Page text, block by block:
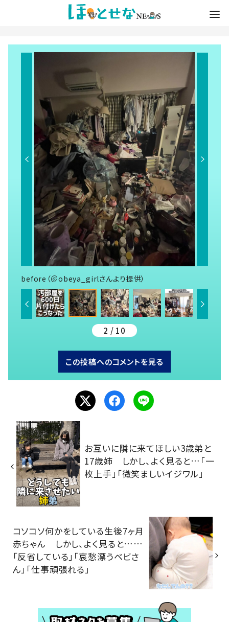
before（＠obeya_girlさんより提供）
2 / 10
この投稿へのコメントを見る
お互いに隣に来てほしい3歳弟と
17歳姉 しかし、よく見ると…「一
枚上手」「微笑ましいイジワル」
コソコソ何かをしている生後7ヶ月
赤ちゃん しかし、よく見ると……
「反省している」「哀愁漂うベビさ
ん」「仕事頑張れる」